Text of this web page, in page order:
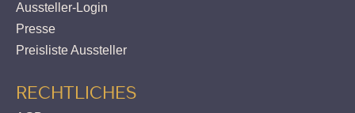
Aussteller-Login
Presse
Preisliste Aussteller
RECHTLICHES